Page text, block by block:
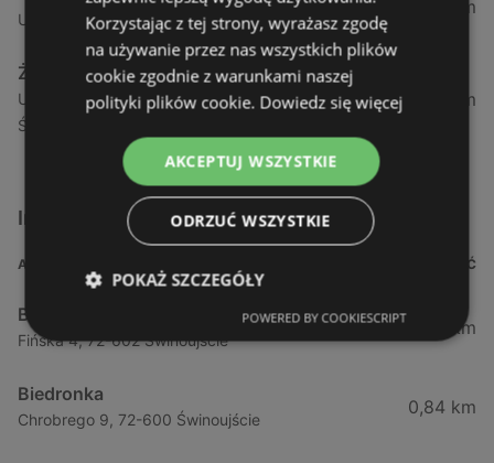
Ul. Armii Krajowej 12 / 1a, 72-600 Świnoujście
1,04 km
Żabka
Ul. Wybrzeże Wł. Iv 26/27 Lok. Lu, 72-600
Świnoujście
1,05 km
Inne sklepy Supermarkety w pobliżu
ADRES ODLEGŁOŚĆ
Biedronka
Fińska 4, 72-602 Świnoujście
0,23 km
Biedronka
Chrobrego 9, 72-600 Świnoujście
0,84 km
Korzystając z tej strony, wyrażasz zgodę
na używanie przez nas wszystkich plików
cookie zgodnie z warunkami naszej
polityki plików cookie. Dowiedz się więcej
AKCEPTUJ WSZYSTKIE
ODRZUĆ WSZYSTKIE
POKAŻ SZCZEGÓŁY
POWERED BY COOKIESCRIPT